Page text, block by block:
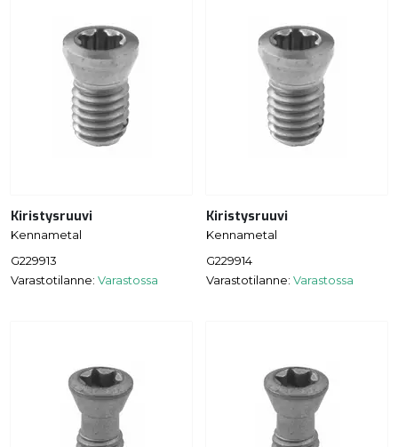
Kiristysruuvi
Kennametal
G229913
Varastotilanne: Varastossa
Kiristysruuvi
Kennametal
G229914
Varastotilanne: Varastossa